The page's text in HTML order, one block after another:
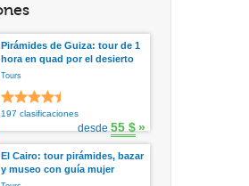
Pirámides de Guiza: tour de 1
hora en quad por el desierto
Tours
197 clasificaciones
desde55 $»
El Cairo: tour pirámides, bazar
y museo con guía mujer